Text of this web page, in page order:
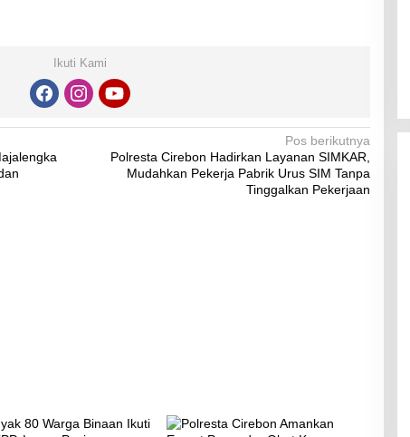
Ikuti Kami
Pos berikutnya
Polresta Cirebon Hadirkan Layanan SIMKAR,
Mudahkan Pekerja Pabrik Urus SIM Tanpa
Tinggalkan Pekerjaan